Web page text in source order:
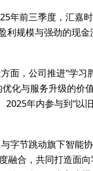
年前三季度，汇嘉
规模与强劲的现
面，公司推进"学习
化与服务升级的价
年内参与到“以
字节跳动旗下智能
合，共同打造面